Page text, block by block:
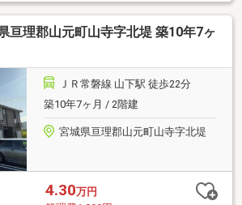
亘理郡山元町山寺字北堤 築10年7ヶ
ＪＲ常磐線 山下駅 徒歩22分
築10年7ヶ月 / 2階建
宮城県亘理郡山元町山寺字北堤
4.30万円